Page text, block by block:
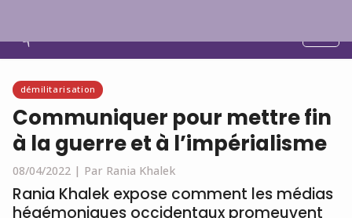
démilitarisation
Communiquer pour mettre fin
à la guerre et à l’impérialisme
08/04/2022 | Par Rania Khalek
Rania Khalek expose comment les médias
hégémoniques occidentaux promeuvent